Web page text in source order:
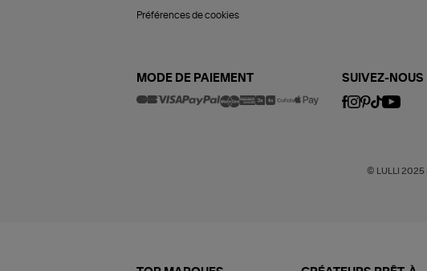
Préférences de cookies
MODE DE PAIEMENT SUIVEZ-NOUS
© LULLI 2025